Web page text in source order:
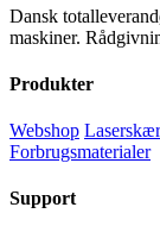
Dansk
maskiner.
Produkter
Webshop
Forbrugsmaterialer
Support